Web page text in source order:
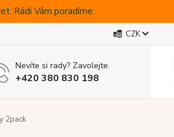
Rádi Vám poradíme.
CZK
Nevíte si rady? Zavolejte.
+420 380 830 198
2pack